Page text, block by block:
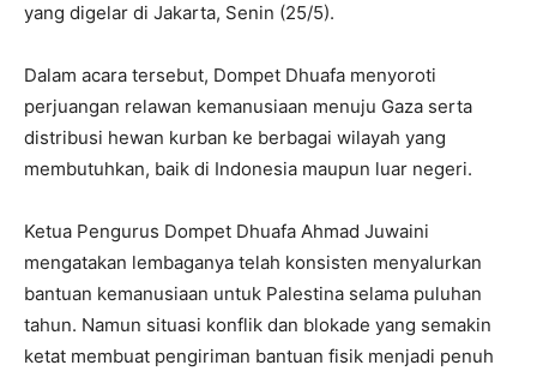
yang digelar di Jakarta, Senin (25/5).
Dalam acara tersebut, Dompet Dhuafa menyoroti
perjuangan relawan kemanusiaan menuju Gaza serta
distribusi hewan kurban ke berbagai wilayah yang
membutuhkan, baik di Indonesia maupun luar negeri.
Ketua Pengurus Dompet Dhuafa Ahmad Juwaini
mengatakan lembaganya telah konsisten menyalurkan
bantuan kemanusiaan untuk Palestina selama puluhan
tahun. Namun situasi konflik dan blokade yang semakin
ketat membuat pengiriman bantuan fisik menjadi penuh